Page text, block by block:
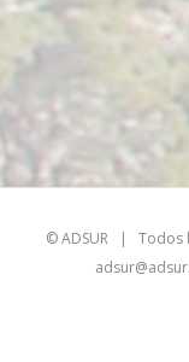
©ADSUR| Todos